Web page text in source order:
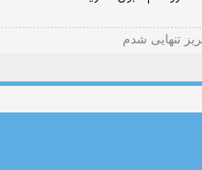
تنهایی شدم